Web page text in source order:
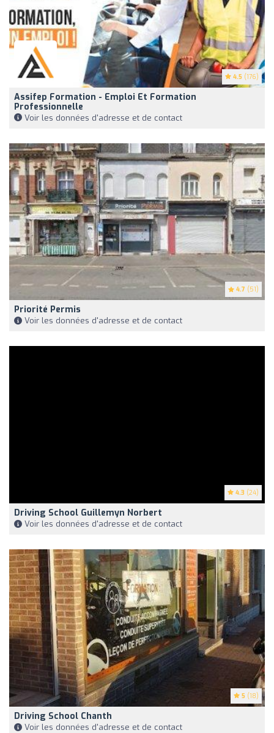
4.5 (176)
Assifep Formation - Emploi Et Formation
Professionnelle
Voir les données d'adresse et de contact
4.7 (51)
Priorité Permis
Voir les données d'adresse et de contact
4.3 (24)
Driving School Guillemyn Norbert
Voir les données d'adresse et de contact
5 (18)
Driving School Chanth
Voir les données d'adresse et de contact